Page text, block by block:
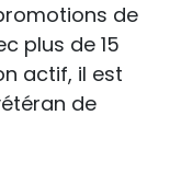
de
plus de 15
actif, il est
de